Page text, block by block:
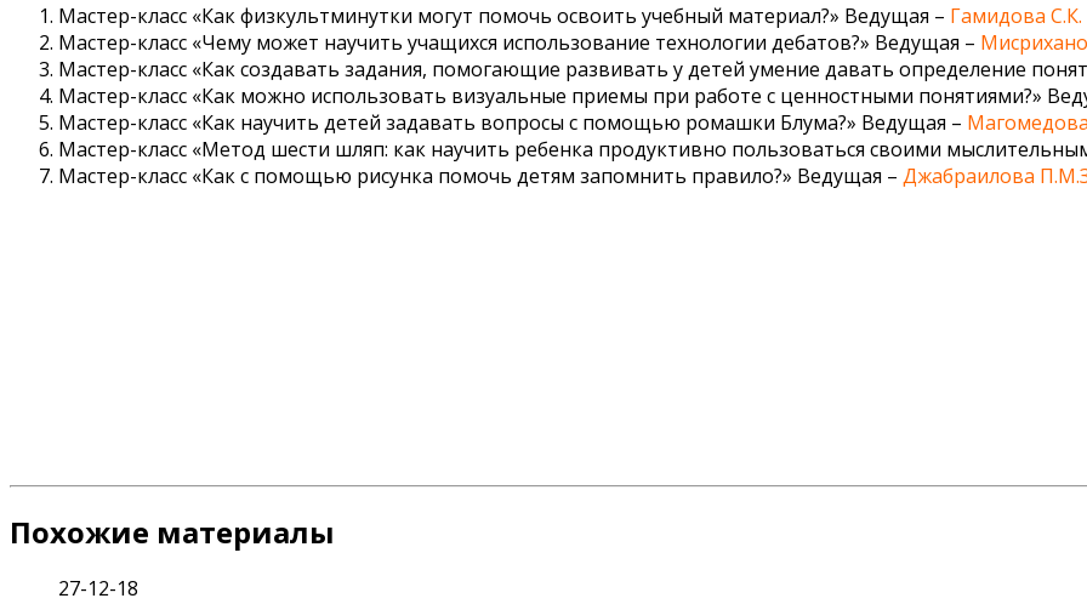
Мастер-класс «Как физкультминутки могут помочь освоить учебный материал?» Ведущая – Гамидова С.К.
Мастер-класс «Чему может научить учащихся использование технологии дебатов?» Ведущая –
Мастер-класс «Как создавать задания, помогающие развивать у детей умение давать определение
Мастер-класс «Как можно использовать визуальные приемы при работе с ценностными понятиями?»
Мастер-класс «Как научить детей задавать вопросы с помощью ромашки Блума?» Ведущая –
Мастер-класс «Метод шести шляп: как научить ребенка продуктивно пользоваться своими
Мастер-класс «Как с помощью рисунка помочь детям запомнить правило?» Ведущая – Джабраилова
Похожие материалы
27-12-18